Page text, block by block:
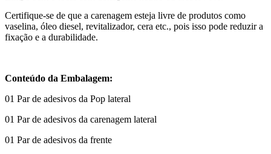
Certifique-se de que a carenagem esteja livre de produtos como
vaselina, óleo diesel, revitalizador, cera etc., pois isso pode reduzir a
fixação e a durabilidade.
Conteúdo da Embalagem:
01 Par de adesivos da Pop lateral
01 Par de adesivos da carenagem lateral
01 Par de adesivos da frente